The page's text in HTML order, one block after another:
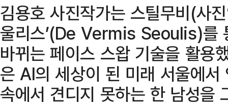
김용호 사진작가는 스틸무비(사
울리스’(De Vermis Seoulis)를
바뀌는 페이스 스왑 기술을 활용
은 AI의 세상이 된 미래 서울에
속에서 견디지 못하는 한 남성을